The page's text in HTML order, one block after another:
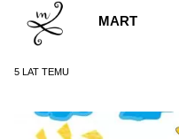
MART
5 LAT TEMU